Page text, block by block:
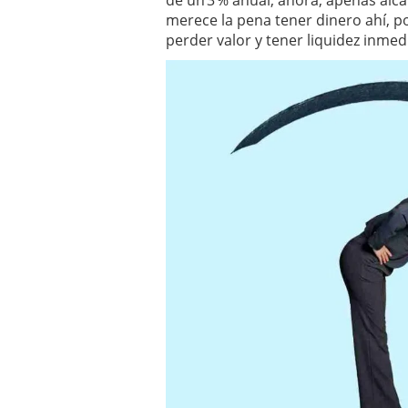
Los fondos de
no se detiene febrero
Los fondos de
merece la pena tener dinero ahí,
perder valor y tener liquidez